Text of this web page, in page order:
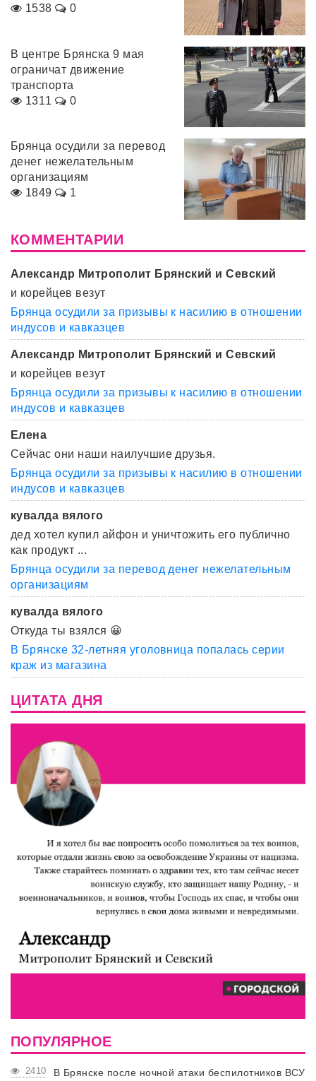
1538 0
В центре Брянска 9 мая
ограничат движение
транспорта
1311
0
Брянца осудили за перевод
денег нежелательным
организациям
1849
1
КОММЕНТАРИИ
Александр Митрополит Брянский и Севский
и корейцев везут
Брянца осудили за призывы к насилию в отношении
индусов и кавказцев
Александр Митрополит Брянский и Севский
и корейцев везут
Брянца осудили за призывы к насилию в отношении
индусов и кавказцев
Елена
Сейчас они наши наилучшие друзья.
Брянца осудили за призывы к насилию в отношении
индусов и кавказцев
кувалда вялого
дед хотел купил айфон и уничтожить его публично
как продукт ...
Брянца осудили за перевод денег нежелательным
организациям
кувалда вялого
Откуда ты взялся 😀
В Брянске 32-летняя уголовница попалась серии
краж из магазина
ЦИТАТА ДНЯ
ПОПУЛЯРНОЕ
2410
В Брянске после ночной атаки беспилотников ВСУ